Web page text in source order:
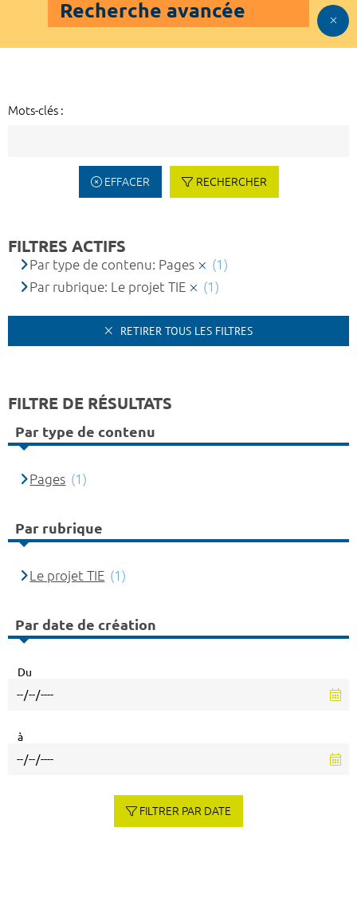
Recherche avancée
Mots-clés :
EFFACER RECHERCHER
FILTRES ACTIFS
Par type de contenu: Pages
(1)
Par rubrique: Le projet TIE
(1)
RETIRER TOUS LES FILTRES
FILTRE DE RÉSULTATS
Par type de contenu
Pages (1)
Par rubrique
Le projet TIE (1)
Par date de création
Du
à
FILTRER PAR DATE